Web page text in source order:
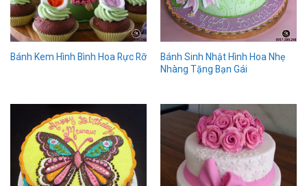
Bánh Kem Hình Bình Hoa Rực Rỡ
Bánh Sinh Nhật Hình Hoa Nhẹ
Nhàng Tặng Bạn Gái